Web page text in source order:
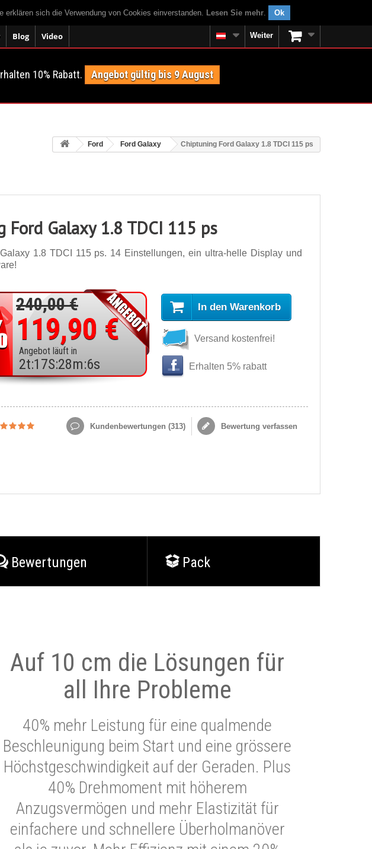
sich die Verwendung von Cookies einverstanden. Lesen Sie mehr. Ok
Blog Video Weiter
10% Rabatt. Angebot gültig bis 9 August
Ford Ford Galaxy Chiptuning Ford Galaxy 1.8 TDCI 115 ps
Ford Galaxy 1.8 TDCI 115 ps
1.8 TDCI 115 ps. 14 Einstellungen, ein ultra-helle Display und
240,00 €
119,90 €
Angebot läuft in
2t:17S:28m:4s
In den Warenkorb
Versand kostenfrei!
Erhalten 5% rabatt
Kundenbewertungen (313) Bewertung verfassen
Bewertungen Pack
Auf 10 cm die Lösungen für
all Ihre Probleme
40% mehr Leistung für eine qualmende
Beschleunigung beim Start und eine grössere
Höchstgeschwindigkeit auf der Geraden. Plus
40% Drehmoment mit höherem
Anzugsvermögen und mehr Elastizität für
einfachere und schnellere Überholmanöver